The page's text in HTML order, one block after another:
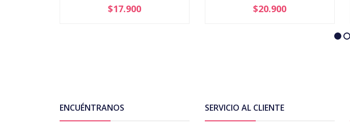
+
$17.900 +
$20.900
ENCUÉNTRANOS SERVICIO AL CLIENTE